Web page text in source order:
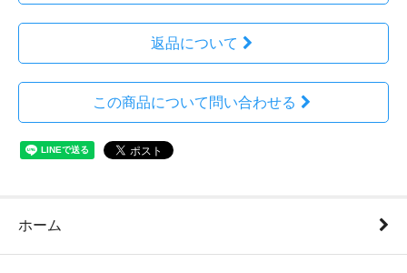
返品について
この商品について問い合わせる
ホーム